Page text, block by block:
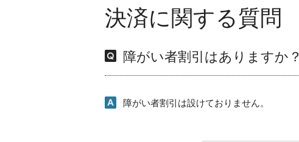
決済に関する質問
障がい者割引はありますか？
障がい者割引は設けておりません。